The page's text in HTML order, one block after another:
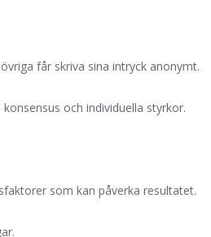
får skriva sina intryck anonymt.
och individuella styrkor.
som kan påverka resultatet.